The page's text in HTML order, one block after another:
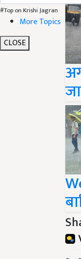
#Top on Krishi Jagran
More Topics
CLOSE